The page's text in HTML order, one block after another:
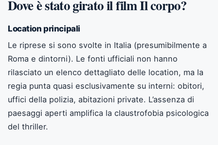
Dove è stato girato il film Il corpo?
Location principali
Le riprese si sono svolte in Italia (presumibilmente a
Roma e dintorni). Le fonti ufficiali non hanno
rilasciato un elenco dettagliato delle location, ma la
regia punta quasi esclusivamente su interni: obitori,
uffici della polizia, abitazioni private. L’assenza di
paesaggi aperti amplifica la claustrofobia psicologica
del thriller.